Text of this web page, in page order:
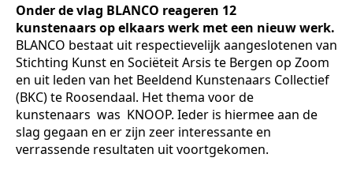
Onder de vlag BLANCO reageren 12
kunstenaars op elkaars werk met een nieuw werk.
BLANCO bestaat uit respectievelijk aangeslotenen van
Stichting Kunst en Sociëteit Arsis te Bergen op Zoom
en uit leden van het Beeldend Kunstenaars Collectief
(BKC) te Roosendaal. Het thema voor de
kunstenaars was KNOOP. Ieder is hiermee aan de
slag gegaan en er zijn zeer interessante en
verrassende resultaten uit voortgekomen.